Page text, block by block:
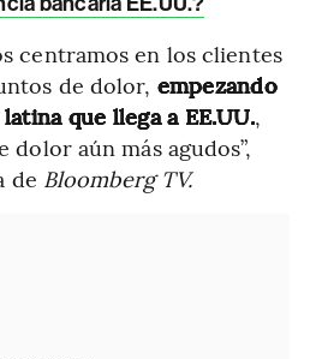
centramos en los clientes
de dolor, empezando
que llega a EE.UU.,
aún más agudos”,
de Bloomberg TV.